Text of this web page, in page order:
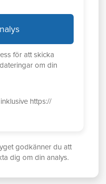
för att skicka
om din
https://
godkänner du att
dig om din analys.